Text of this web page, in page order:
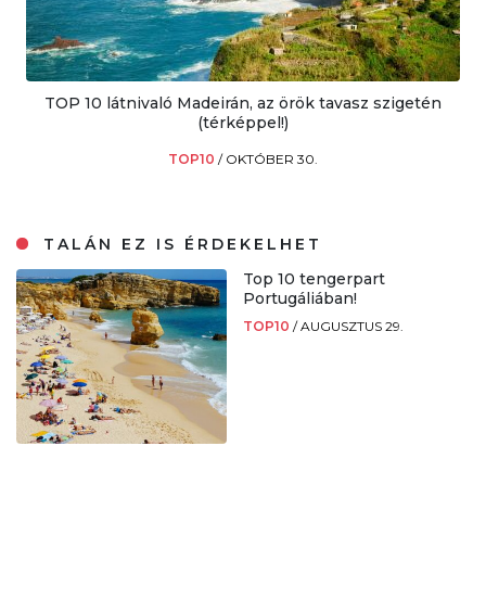
TOP 10 látnivaló Madeirán, az örök tavasz szigetén
(térképpel!)
TOP10 / OKTÓBER 30.
TALÁN EZ IS ÉRDEKELHET
Top 10 tengerpart
Portugáliában!
TOP10 /AUGUSZTUS 29.